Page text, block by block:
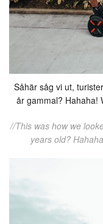
Såhär såg vi ut,
år gammal? Hahaha!
//This was how we
years old?